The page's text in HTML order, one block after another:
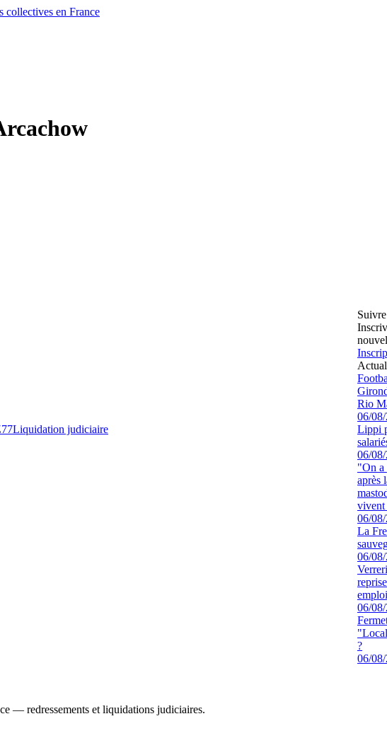
collectives en France
Liquidation judiciaire
Rio
06/
Lippi
06/
"On a
après
vivent
06/
La
06/
06/
?
06/
— redressements et liquidations judiciaires.